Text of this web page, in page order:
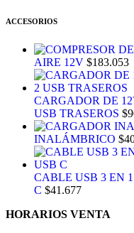
ACCESORIOS
AIRE 12V $183.053
CARGADOR DE
USB TRASEROS $
INALÁMBRICO $
CABLE USB 3 EN
C $41.677
HORARIOS VENTA